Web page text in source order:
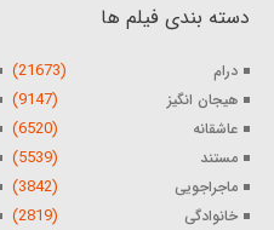
دسته بندی فیلم ها
درام (21673)
هیجان انگیز (9147)
عاشقانه (6520)
مستند (5539)
ماجراجویی (3842)
خانوادگی (2819)